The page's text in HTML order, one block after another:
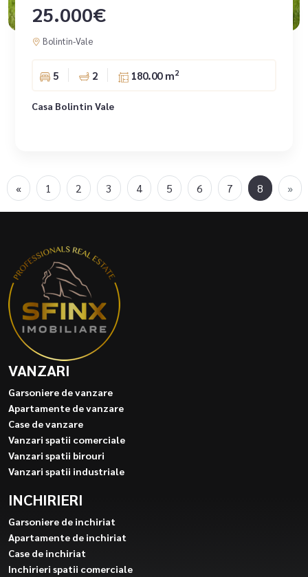
25.000€
Bolintin-Vale
5 2 180.00 m2
Casa Bolintin Vale
« 1 2 3 4 5 6 7 8 »
VANZARI
Garsoniere de vanzare
Apartamente de vanzare
Case de vanzare
Vanzari spatii comerciale
Vanzari spatii birouri
Vanzari spatii industriale
INCHIRIERI
Garsoniere de inchiriat
Apartamente de inchiriat
Case de inchiriat
Inchirieri spatii comerciale